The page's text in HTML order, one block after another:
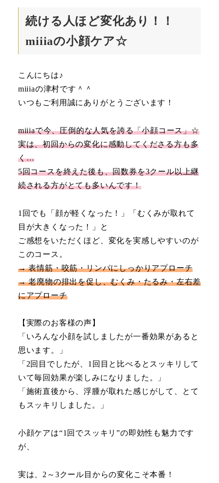
続ける人ほど変化あり！！
miiiaの小顔ケア☆
こんにちは♪
miiiaの津村です＾＾
いつもご利用誠にありがとうございます！
miiiaで今、圧倒的な人気を誇る「小顔コース」☆
実は、初回からの変化に感動してくださる方も多
く…
5回コースを終えた後も、回数券を3クール以上継
続される方がとても多いんです！
1回でも「顔が軽くなった！」「むくみが取れて
目が大きくなった！」と
ご感想をいただくほど、変化を実感しやすいのが
このコース。
→ 表情筋・咬筋・リンパにしっかりアプローチ
→ 老廃物の排出を促し、むくみ・たるみ・左右差
にアプローチ
【実際のお客様の声】
「いろんな小顔を試しましたが一番効果があると
思います。」
「2回目でしたが、1回目と比べるとスッキリして
いて毎回効果が楽しみになりました。」
「施術直後から、浮腫が取れた感じがして、とて
もスッキリしました。」
小顔ケアは“1回でスッキリ”の即効性も魅力です
が、
実は、2～3クール目からの変化こそ本番！